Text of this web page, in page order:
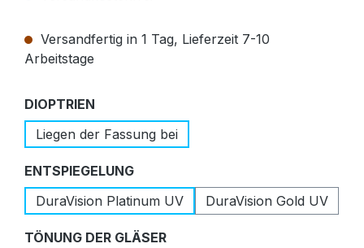
Versandfertig in 1 Tag, Lieferzeit 7-10
Arbeitstage
DIOPTRIEN
Liegen der Fassung bei
ENTSPIEGELUNGauswählen
DuraVision Platinum UV
DuraVision Gold UV
TÖNUNG DER GLÄSERauswählen